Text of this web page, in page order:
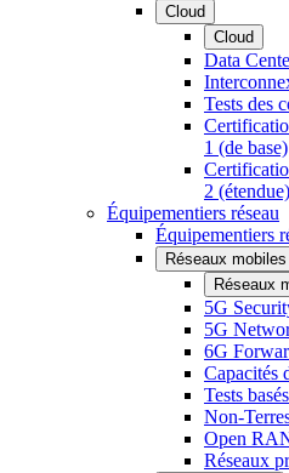
Cloud
Cloud
Data
Tests des
1 (de base)
2 (étendue)
Équipementiers réseau
Équipementiers
Réseaux mobiles
Réseaux
5G
5G
6G
Capacités
Tests
Non-
Open
Réseaux